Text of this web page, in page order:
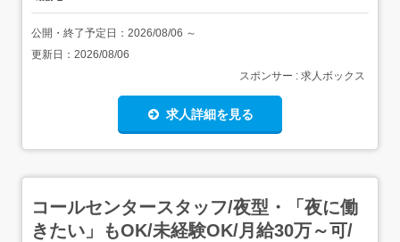
公開・終了予定日： 2026/08/06 ～
更新日： 2026/08/06
スポンサー : 求人ボックス
求人詳細を見る
コールセンタースタッフ/夜型・「夜に働
きたい」もOK/未経験OK/月給30万～可/